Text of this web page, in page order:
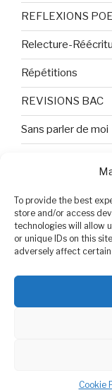
To provide the best
store and/or access
technologies will allow
or unique IDs on this
adversely affect
Cookie
REFLEXIONS
Relecture-
Répétitions
REVISIONS BAC
Sans parler de moi
Tristesse et
Variable complexe